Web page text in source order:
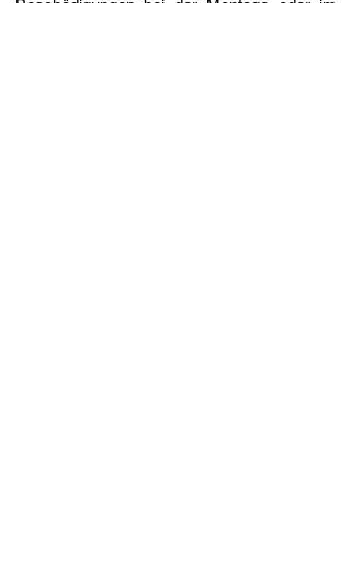
Beschädigungen bei der Montage oder im